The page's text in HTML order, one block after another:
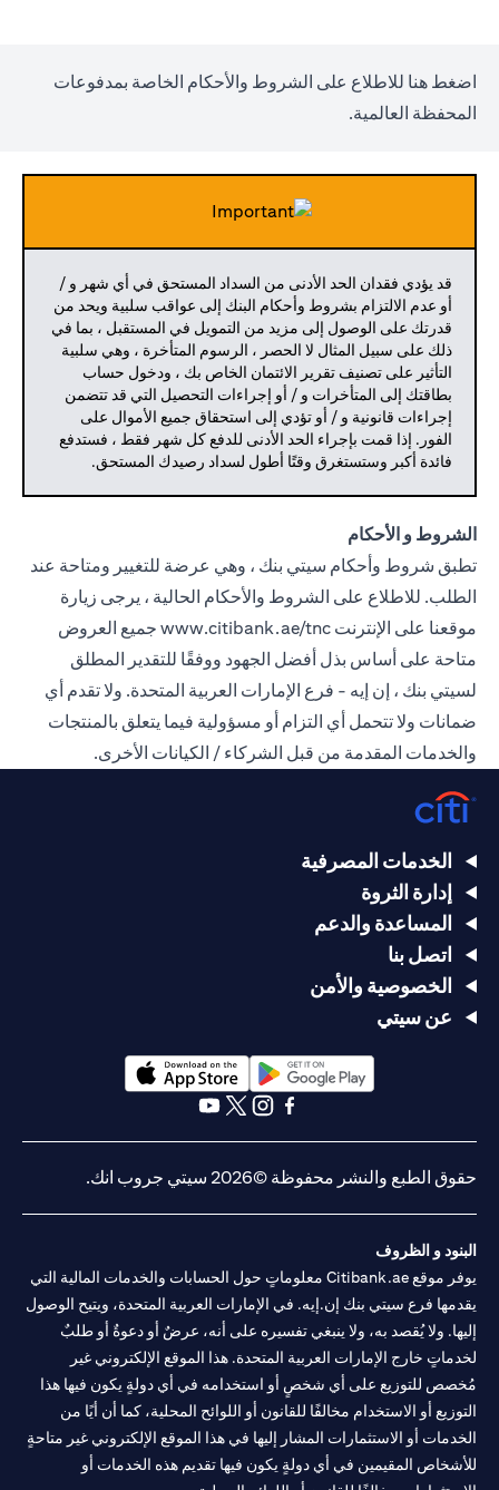
اضغط هنا opens in a new tab
للاطلاع على الشروط والأحكام الخاصة بمدفوعات
المحفظة العالمية.
قد يؤدي فقدان الحد الأدنى من السداد المستحق في أي شهر و /
أو عدم الالتزام بشروط وأحكام البنك إلى عواقب سلبية ويحد من
قدرتك على الوصول إلى مزيد من التمويل في المستقبل ، بما في
ذلك على سبيل المثال لا الحصر ، الرسوم المتأخرة ، وهي سلبية
التأثير على تصنيف تقرير الائتمان الخاص بك ، ودخول حساب
بطاقتك إلى المتأخرات و / أو إجراءات التحصيل التي قد تتضمن
إجراءات قانونية و / أو تؤدي إلى استحقاق جميع الأموال على
الفور. إذا قمت بإجراء الحد الأدنى للدفع كل شهر فقط ، فستدفع
فائدة أكبر وستستغرق وقتًا أطول لسداد رصيدك المستحق.
الشروط و الأحكام
تطبق شروط وأحكام سيتي بنك ، وهي عرضة للتغيير ومتاحة عند
الطلب. للاطلاع على الشروط والأحكام الحالية ، يرجى زيارة
موقعنا على الإنترنت www.citibank.ae/tnc جميع العروض
متاحة على أساس بذل أفضل الجهود ووفقًا للتقدير المطلق
لسيتي بنك ، إن إيه - فرع الإمارات العربية المتحدة. ولا تقدم أي
ضمانات ولا تتحمل أي التزام أو مسؤولية فيما يتعلق بالمنتجات
والخدمات المقدمة من قبل الشركاء / الكيانات الأخرى.
الخدمات المصرفية
إدارة الثروة
المساعدة والدعم
اتصل بنا
الخصوصية والأمن
عن سيتي
opens in a new tab
opens in a new tab
حقوق الطبع والنشر محفوظة ©2026 سيتي جروب انك.
البنود و الظروف
يوفر موقع Citibank.ae معلوماتٍ حول الحسابات والخدمات المالية التي
يقدمها فرع سيتي بنك إن.إيه. في الإمارات العربية المتحدة، ويتيح الوصول
إليها. ولا يُقصد به، ولا ينبغي تفسيره على أنه، عرضٌ أو دعوةٌ أو طلبٌ
لخدماتٍ خارج الإمارات العربية المتحدة. هذا الموقع الإلكتروني غير
مُخصص للتوزيع على أي شخصٍ أو استخدامه في أي دولةٍ يكون فيها هذا
التوزيع أو الاستخدام مخالفًا للقانون أو اللوائح المحلية، كما أن أيًا من
الخدمات أو الاستثمارات المشار إليها في هذا الموقع الإلكتروني غير متاحةٍ
للأشخاص المقيمين في أي دولةٍ يكون فيها تقديم هذه الخدمات أو